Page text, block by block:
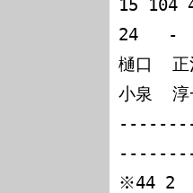
15 104
24   -
樋口  正
小泉  淳
※44 2